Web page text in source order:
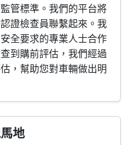
管標準。我們的平台將
證檢查員聯繫起來。我
全要求的專業人士合作
到購前評估，我們經過
，幫助您對車輛做出明
地